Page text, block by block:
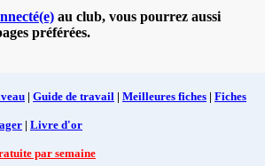
au club, vous pourrez aussi
préférées.
| Guide de travail | Meilleures fiches | Fiches
| Livre d'or
par semaine